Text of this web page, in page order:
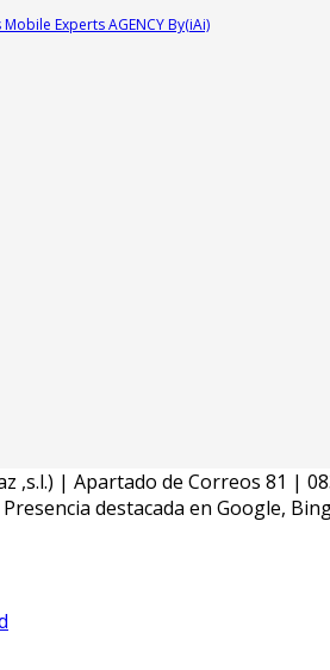
Experts AGENCY By(iAi)
,s.l.) | Apartado de Correos 81 |
destacada en Google,